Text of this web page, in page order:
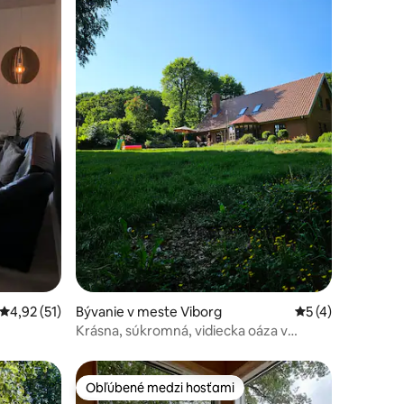
101
Priemerné ohodnotenie 4,92 z 5, počet hodnotení: 51
4,92 (51) Bývanie v meste Viborg Priemerné
5 (4)
Krásna, súkromná, vidiecka oáza v
Obľúbené medzi hosťami
Obľúbené medzi hosťami